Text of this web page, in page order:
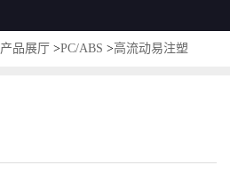
产品展厅 >PC/ABS >高流动易注塑